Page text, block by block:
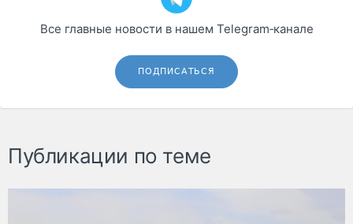
Все главные новости в нашем Telegram‑канале
ПОДПИСАТЬСЯ
Публикации по теме